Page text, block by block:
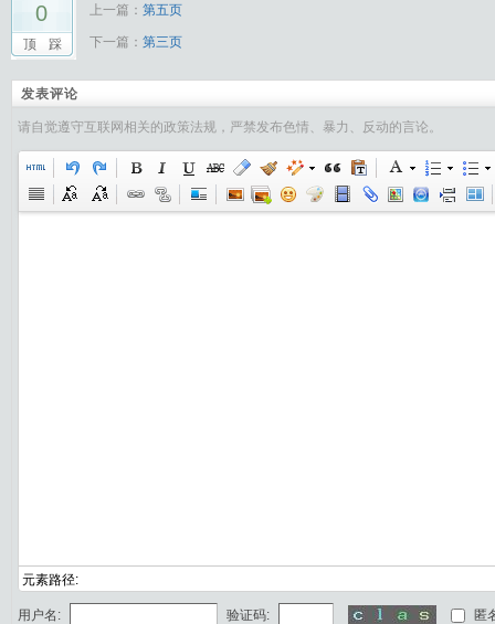
0
顶 踩
上一篇： 第五页
下一篇： 第三页
发表评论
请自觉遵守互联网相关的政策法规，严禁发布色情、暴力、反动的言论。
元素路径:
用户名: 验证码: 匿